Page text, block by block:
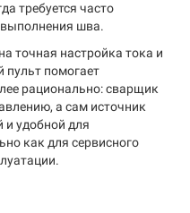
требуется часто
шва.
точная настройка тока и
пульт помогает
рационально: сварщик
а сам источник
и удобной для
как для сервисного